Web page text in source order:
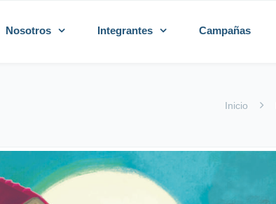
Nosotros Integrantes Campañas
Inicio